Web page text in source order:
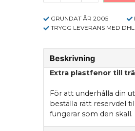
GRUNDAT ÅR 2005
TRYGG LEVERANS MED DHL
Beskrivning
Extra plastfenor till
För att underhålla din
beställa rätt reservdel
fungerar som den skall.